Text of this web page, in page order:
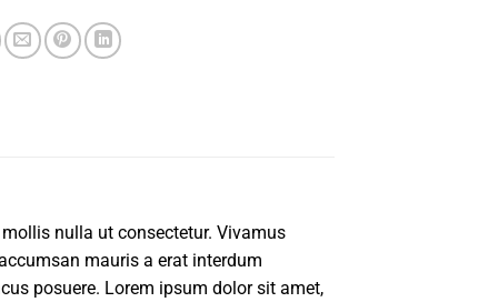
nulla ut consectetur. Vivamus
mauris a erat interdum
posuere. Lorem ipsum dolor sit amet,